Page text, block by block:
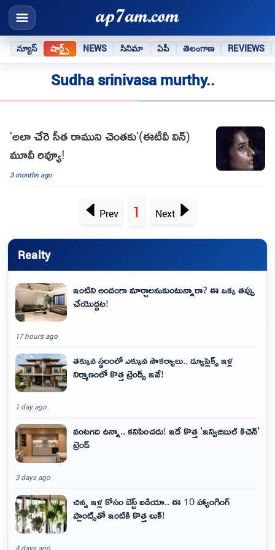
న్యూస్ షార్ట్స్ NEWS సినిమా ఏపీ తెలంగాణ REVIEWS
Sudha srinivasa murthy..
'అలా చేరె సీత రాముని చెంతకు'(ఈటీవీ విన్)
మూవీ రివ్యూ!
3 months ago
Prev 1 Next
Realty
ఇంటిని అందంగా మార్చాలనుకుంటున్నారా? ఈ ఒక్క తప్పు
చేయొద్దట!
17 hours ago
తక్కువ స్థలంలో ఎక్కువ సౌకర్యాలు.. డ్యూప్లెక్స్ ఇళ్ల
నిర్మాణంలో కొత్త ట్రెండ్స్ ఇవే!
1 day ago
వంటగది ఉన్నా.. కనిపించదు! ఇదే కొత్త 'ఇన్విజిబుల్ కిచెన్'
ట్రెండ్
3 days ago
చిన్న ఇళ్ల కోసం బెస్ట్ ఐడియా.. ఈ 10 హ్యాంగింగ్
ప్లాంట్స్‌తో ఇంటికి కొత్త లుక్!
4 days ago